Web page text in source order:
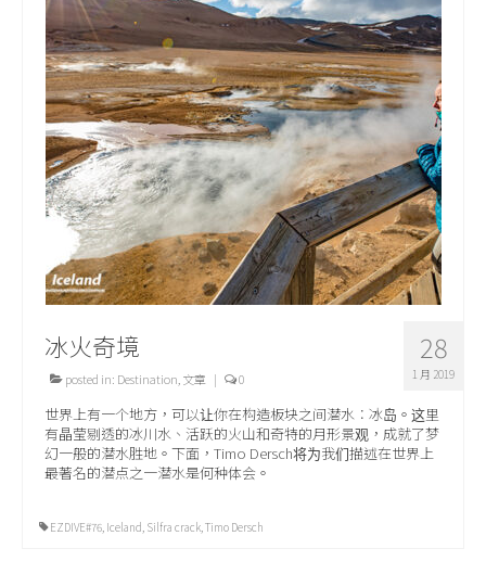
摄影比赛
话题焦点
关于我们
28
1 月 2019
冰火奇境
posted in: Destination 文章 | 0
世界上有一个地方，可以让你在构造板块之间潜水：冰岛。这里
有晶莹剔透的冰川水、活跃的火山和奇特的月形景观，成就了梦
幻一般的潜水胜地。下面，Timo Dersch将为我们描述在世界上
最著名的潜点之一潜水是何种体会。
EZDIVE#76 Iceland Silfra crack Timo Dersch